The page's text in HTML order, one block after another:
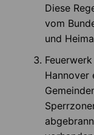
Diese
vom
und
Hannover